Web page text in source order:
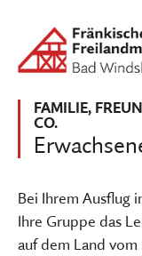
SUCHEN
FAMILIE,
CO.
Bei Ihrem Ausflug
Ihre Gruppe das
auf dem Land